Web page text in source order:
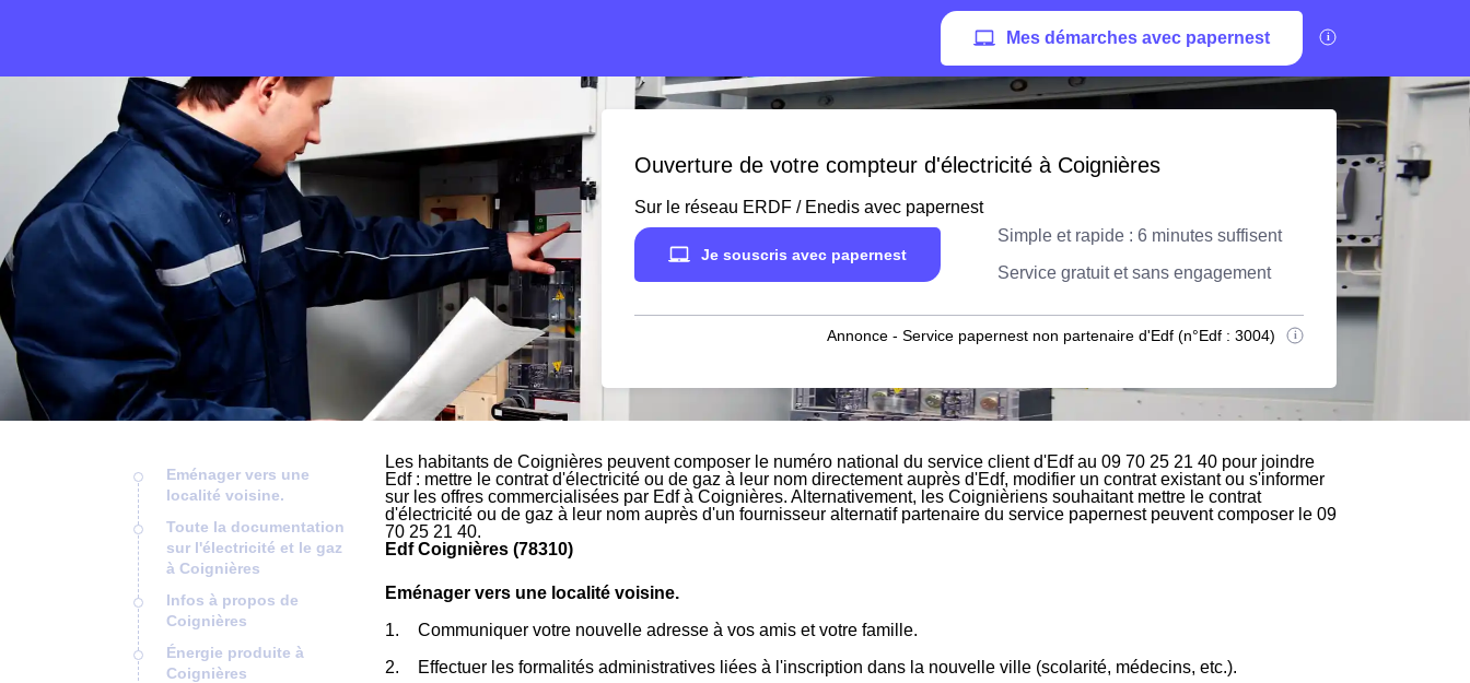
Mes démarches avec papernest
Ouverture de votre compteur d'électricité à Coignières
Sur le réseau ERDF / Enedis avec papernest
Je souscris avec papernest
Simple et rapide : 6 minutes suffisent
Service gratuit et sans engagement
Annonce - Service papernest non partenaire d'Edf (n°Edf : 3004)
Eménager vers une
localité voisine.
Toute la documentation
sur l'électricité et le gaz
à Coignières
Infos à propos de
Coignières
Énergie produite à
Coignières
Les habitants de Coignières peuvent composer le numéro national du service client d'Edf au 09 70 25 21 40 pour joindre
Edf : mettre le contrat d'électricité ou de gaz à leur nom directement auprès d'Edf, modifier un contrat existant ou s'informer
sur les offres commercialisées par Edf à Coignières. Alternativement, les Coignièriens souhaitant mettre le contrat
d'électricité ou de gaz à leur nom auprès d'un fournisseur alternatif partenaire du service papernest peuvent composer le 09
70 25 21 40.
Edf Coignières (78310)
Eménager vers une localité voisine.
Communiquer votre nouvelle adresse à vos amis et votre famille.
Effectuer les formalités administratives liées à l'inscription dans la nouvelle ville (scolarité, médecins, etc.).